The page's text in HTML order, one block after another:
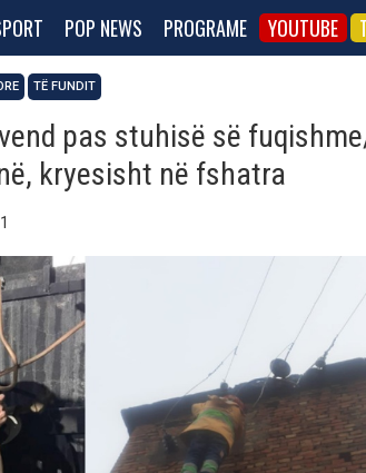
POP NEWS PROGRAME YOUTUBE
TË FUNDIT
pas stuhisë së
kryesisht në fshatra